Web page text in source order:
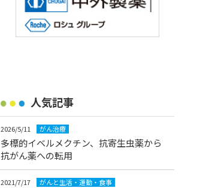
人気記事
2026/5/11 がん治療
多標的イベルメクチン、抗寄生虫薬から
抗がん薬への転用
2021/7/17 がんと生活・運動・食事